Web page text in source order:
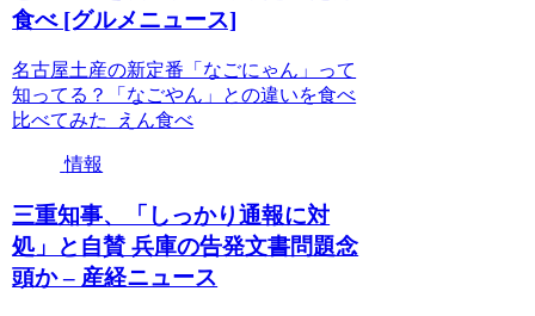
食べ [グルメニュース]
名古屋土産の新定番「なごにゃん」って
知ってる？「なごやん」との違いを食べ
比べてみた えん食べ
情報
三重知事、「しっかり通報に対
処」と自賛 兵庫の告発文書問題念
頭か – 産経ニュース